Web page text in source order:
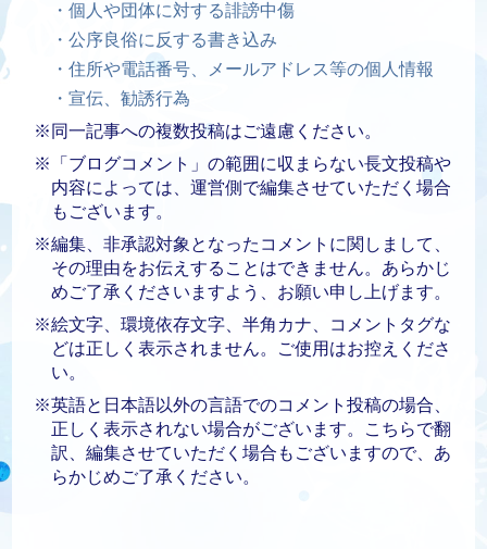
・個人や団体に対する誹謗中傷
・公序良俗に反する書き込み
・住所や電話番号、メールアドレス等の個人情報
・宣伝、勧誘行為
※同一記事への複数投稿はご遠慮ください。
※「ブログコメント」の範囲に収まらない長文投稿や
内容によっては、運営側で編集させていただく場合
もございます。
※編集、非承認対象となったコメントに関しまして、
その理由をお伝えすることはできません。あらかじ
めご了承くださいますよう、お願い申し上げます。
※絵文字、環境依存文字、半角カナ、コメントタグな
どは正しく表示されません。ご使用はお控えくださ
い。
※英語と日本語以外の言語でのコメント投稿の場合、
正しく表示されない場合がございます。こちらで翻
訳、編集させていただく場合もございますので、あ
らかじめご了承ください。